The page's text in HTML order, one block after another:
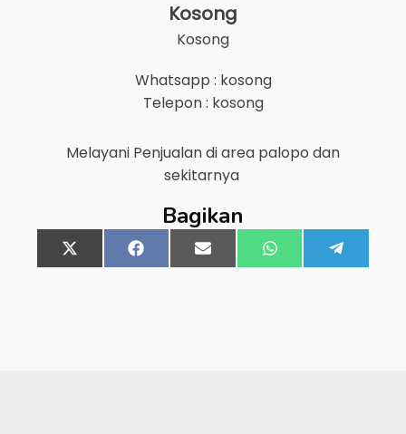
Kosong
Kosong
Whatsapp : kosong
Telepon : kosong
Melayani Penjualan di area palopo dan
sekitarnya
Bagikan
Share
on
X
(Twitter)
Share
on
FacebookShare
on
Email Share
on
WhatsApp
on